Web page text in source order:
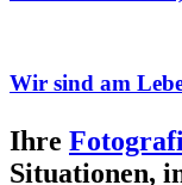
Wir sind am
Ihre
Situationen,